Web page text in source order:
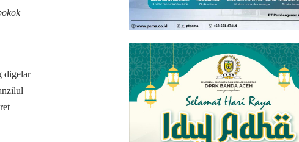
digelar